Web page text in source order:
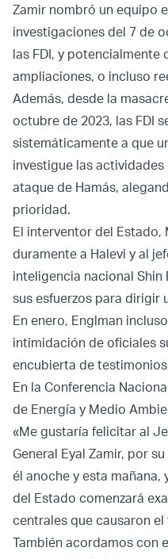
Zamir nombró un equipo
investigaciones del 7 de
las FDI, y potencialmente
ampliaciones, o incluso
Además, desde la
octubre de 2023, las FDI
sistemáticamente a que
investigue las
ataque de Hamás,
prioridad.
El interventor del Estado,
duramente a Halevi y al
inteligencia nacional Shin
sus esfuerzos para dirigir
En enero, Englman
intimidación de oficiales
encubierta de
En la Conferencia
de Energía y Medio
«Me gustaría felicitar al
General Eyal Zamir, por
él anoche y esta
del Estado comenzará
centrales que causaron
También acordamos con